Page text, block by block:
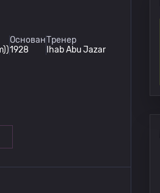
Основан
1928
Тренер
Ihab Abu Jazar